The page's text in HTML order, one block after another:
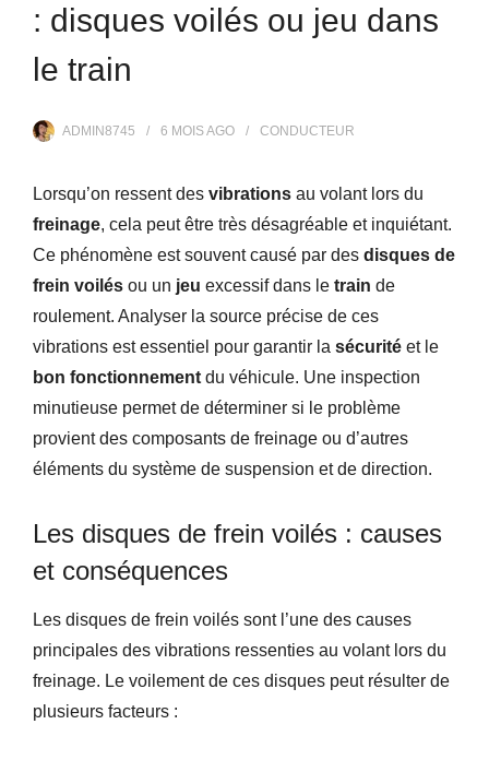
: disques voilés ou jeu dans
le train
ADMIN8745 6 MOISAGO CONDUCTEUR
Lorsqu’on ressent des vibrations au volant lors du
freinage, cela peut être très désagréable et inquiétant.
Ce phénomène est souvent causé par des disques de
frein voilés ou un jeu excessif dans le train de
roulement. Analyser la source précise de ces
vibrations est essentiel pour garantir la sécurité et le
bon fonctionnement du véhicule. Une inspection
minutieuse permet de déterminer si le problème
provient des composants de freinage ou d’autres
éléments du système de suspension et de direction.
Les disques de frein voilés : causes
et conséquences
Les disques de frein voilés sont l’une des causes
principales des vibrations ressenties au volant lors du
freinage. Le voilement de ces disques peut résulter de
plusieurs facteurs :